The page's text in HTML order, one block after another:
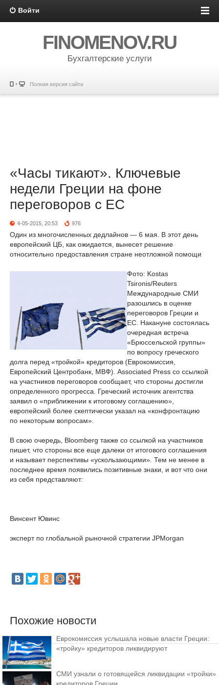
Войти
FINOMENOV.RU
Бухгалтерские услуги
Полная версия сайта
«Часы тикают». Ключевые
недели Греции на фоне
переговоров с ЕС
4-05-2015, 20:53 976
Один из многочисленных дедлайнов — 6 мая. В этот день
европейский ЦБ, как ожидается, вынесет решение
относительно предоставления стране неотложной помощи
Фото: Kostas
Tsironis/Reuters
Международные СМИ
разошлись в оценке
переговоров Греции и
ЕС. Накануне состоялась
очередная встреча
«Брюссельской группы»
по вопросу греческого
долга перед «тройкой» кредиторов (Еврокомиссия,
Европейский Центробанк, МВФ). Associated Press со ссылкой
на участников переговоров сообщает, что стороны достигли
определенного прогресса. Греческий источник агентства
заявил о «приближении к итоговому соглашению»,
европейский более скептически указал на «конфронтацию
по некоторым вопросам».
В свою очередь, Bloomberg также со ссылкой на участников
пишет, что стороны все еще далеки от итогового соглашения
и называет перспективы «ускользающими». Тем не менее в
последнее время появились позитивные знаки, и вот что они
из себя представляют:
Винсент Ювинс
эксперт по глобальной рыночной стратегии JPMorgan
Похожие новости
Еврокомиссия услышала новые власти Греции:
«тройку» кредиторов ликвидируют
СМИ узнали о готовящейся ликвидации «тройки»